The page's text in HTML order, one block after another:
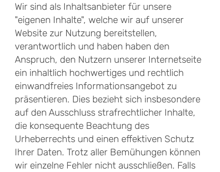
Wir sind als Inhaltsanbieter für unsere
"eigenen Inhalte", welche wir auf unserer
Website zur Nutzung bereitstellen,
verantwortlich und haben haben den
Anspruch, den Nutzern unserer Internetseite
ein inhaltlich hochwertiges und rechtlich
einwandfreies Informationsangebot zu
präsentieren. Dies bezieht sich insbesondere
auf den Ausschluss strafrechtlicher Inhalte,
die konsequente Beachtung des
Urheberrechts und einen effektiven Schutz
Ihrer Daten. Trotz aller Bemühungen können
wir einzelne Fehler nicht ausschließen. Falls